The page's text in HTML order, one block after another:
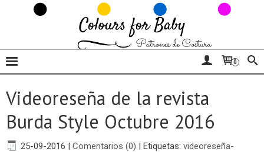
0
Videoreseña de la revista
Burda Style Octubre 2016
25-09-2016 | Comentarios (0) | Etiquetas: videoreseña-